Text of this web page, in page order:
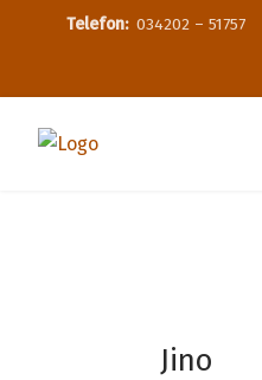
Telefon: 034202 – 51757
Jino